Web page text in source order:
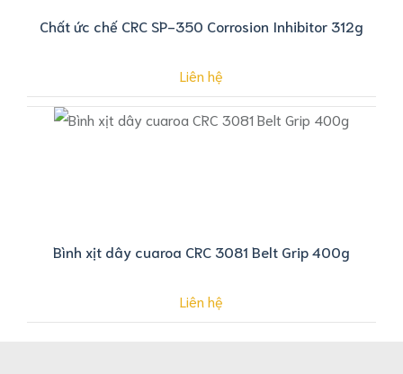
Chất ức chế CRC SP-350 Corrosion Inhibitor 312g
Liên hệ
Bình xịt dây cuaroa CRC 3081 Belt Grip 400g
Liên hệ